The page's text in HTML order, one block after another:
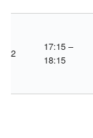
2
17:15 –
18:15